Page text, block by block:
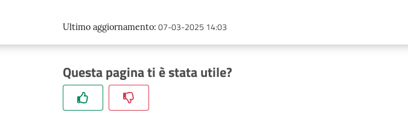
Ultimo aggiornamento: 07-03-2025 14:03
Questa pagina ti è stata utile?